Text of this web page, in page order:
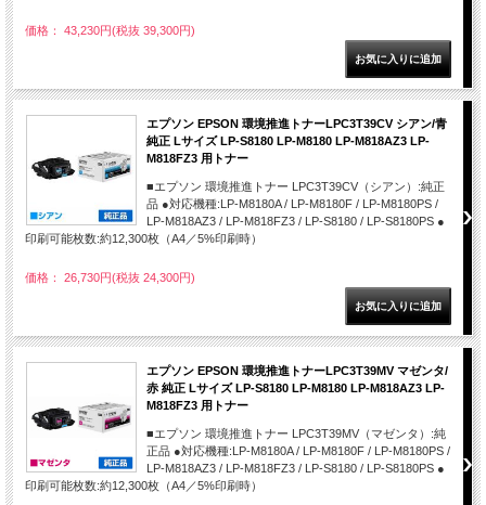
価格： 43,230円(税抜 39,300円)
エプソン EPSON 環境推進トナーLPC3T39CV シアン/青
純正 Lサイズ LP-S8180 LP-M8180 LP-M818AZ3 LP-
M818FZ3 用トナー
■エプソン 環境推進トナー LPC3T39CV（シアン）:純正
品 ●対応機種:LP-M8180A / LP-M8180F / LP-M8180PS /
LP-M818AZ3 / LP-M818FZ3 / LP-S8180 / LP-S8180PS ●
印刷可能枚数:約12,300枚（A4／5%印刷時）
価格： 26,730円(税抜 24,300円)
エプソン EPSON 環境推進トナーLPC3T39MV マゼンタ/
赤 純正 Lサイズ LP-S8180 LP-M8180 LP-M818AZ3 LP-
M818FZ3 用トナー
■エプソン 環境推進トナー LPC3T39MV（マゼンタ）:純
正品 ●対応機種:LP-M8180A / LP-M8180F / LP-M8180PS /
LP-M818AZ3 / LP-M818FZ3 / LP-S8180 / LP-S8180PS ●
印刷可能枚数:約12,300枚（A4／5%印刷時）